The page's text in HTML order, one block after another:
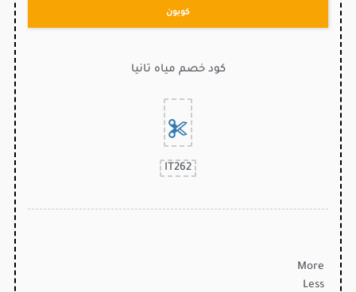
كوبون
كود خصم مياه تانيا
IT262
More
Less